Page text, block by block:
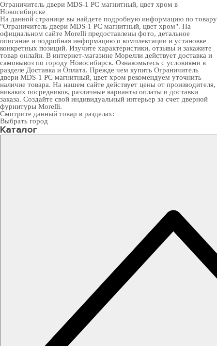
Ограничитель двери MDS-1 PC магнитный, цвет хром в
Новосибирске
На данной странице вы найдете подробную информацию по товару
"Ограничитель двери MDS-1 PC магнитный, цвет хром". На
официальном сайте Morelli предоставлены фото, детальное
описание и подробная информацию о комплектации и установке
конкретных позиций. Изучите характеристики, отзывы и закажите
товар онлайн. В интернет-магазине Морелли действует доставка и
самовывоз по городу Новосибирск. Ознакомьтесь с условиями в
разделе Доставка и Оплата. Прежде чем купить Ограничитель
двери MDS-1 PC магнитный, цвет хром рекомендуем уточнить
наличие товара. На нашем сайте действует цены от производителя,
никаких посредников, различные варианты оплаты и доставки
заказа. Создайте свой индивидуальный интерьер за счет дверной
фурнитуры Morelli.
Смотрите данный товар в разделах:
Выбрать город
Каталог